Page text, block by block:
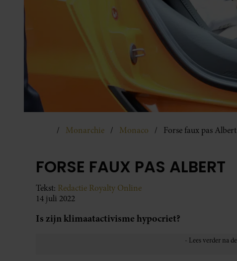
Monarchie Monaco Forse faux pas Albert
FORSE FAUX PAS ALBERT
Tekst: Redactie Royalty Online
14 juli 2022
Is zijn klimaatactivisme hypocriet?